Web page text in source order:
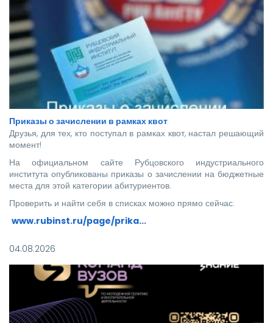
Приказы о зачислении в рамках квот
Друзья, для тех, кто поступал в рамках квот, настал решающий
момент!
На официальном сайте Рубцовского индустриального
института опубликованы приказы о зачислении на бюджетные
места для этой категории абитуриентов.
Проверить и найти себя в списках можно прямо сейчас:
www.rubinst.ru/page/prika...
непростой путь! Ваше место в нашей дружной семье уже
забронировано.
04.08.2026